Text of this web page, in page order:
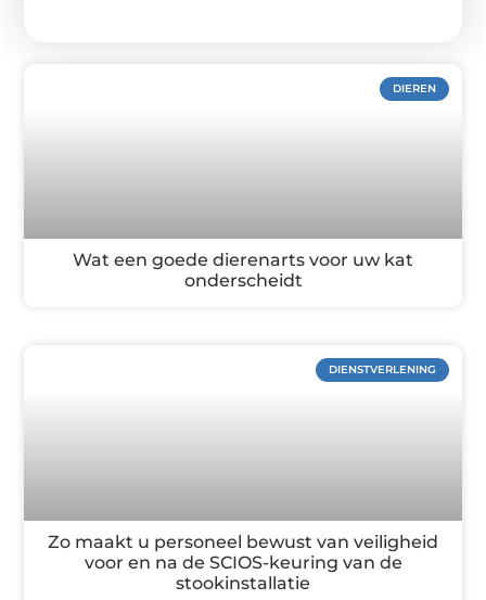
DIEREN
Wat een goede dierenarts voor uw kat
onderscheidt
DIENSTVERLENING
Zo maakt u personeel bewust van veiligheid
voor en na de SCIOS-keuring van de
stookinstallatie